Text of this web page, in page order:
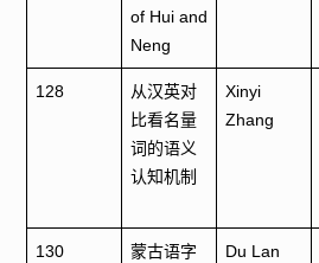
of Hui and
Neng
128
从汉英对
比看名量
词的语义
认知机制
Xinyi
Zhang
130
蒙古语字
Du Lan